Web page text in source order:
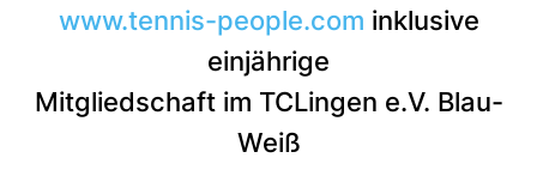
www.tennis-people.com inklusive
einjährige
Mitgliedschaft im TCLingen e.V. Blau-
Weiß